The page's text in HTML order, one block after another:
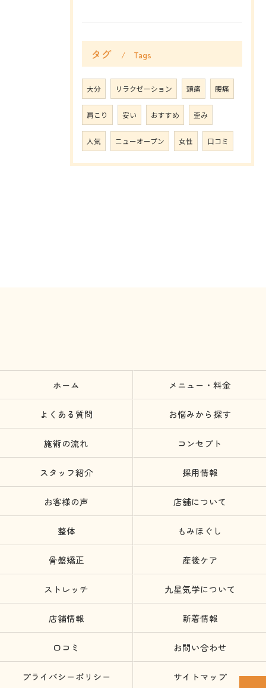
タグ Tags
大分 リラクゼーション 頭痛 腰痛
肩こり 安い おすすめ 歪み
人気 ニューオープン 女性 口コミ
ホーム メニュー・料金
よくある質問 お悩みから探す
施術の流れ コンセプト
スタッフ紹介 採用情報
お客様の声 店舗について
整体 もみほぐし
骨盤矯正 産後ケア
ストレッチ 九星気学について
店舗情報 新着情報
口コミ お問い合わせ
プライバシーポリシー サイトマップ